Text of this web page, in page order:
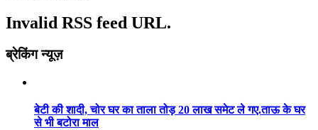
Invalid RSS feed URL.
ब्रेकिंग न्यूज़
बेटी की शादी, चोर घर का ताला तोड़ 20 लाख समेट ले गए.ताऊ के घर
से भी बटोरा माल